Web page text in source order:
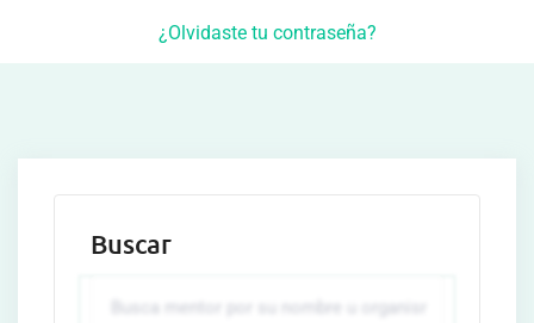
¿Olvidaste tu contraseña?
Buscar